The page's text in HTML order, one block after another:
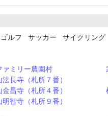
ルフ サッカー サイクリン
ァミリー農園村
長寺（札所７番）
昌寺（札所４番）
明智寺（札所９番）